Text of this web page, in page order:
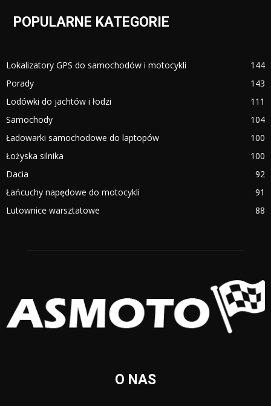
POPULARNE KATEGORIE
Lokalizatory GPS do samochodów i motocykli
144
Porady
143
Lodówki do jachtów i łodzi
111
Samochody
104
Ładowarki samochodowe do laptopów
100
Łożyska silnika
100
Dacia
92
Łańcuchy napędowe do motocykli
91
Lutownice warsztatowe
88
O NAS